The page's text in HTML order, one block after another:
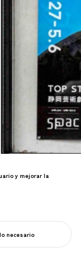
marketing impulsado por
y lenguaje
significativas y
y mejorar la
necesario